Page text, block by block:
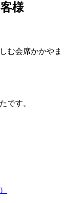
様
む会席かかやま
です。